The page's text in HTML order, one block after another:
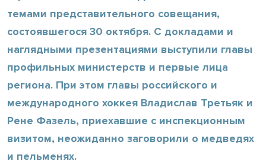
темами представительного совещания,
состоявшегося 30 октября. С докладами и
наглядными презентациями выступили главы
профильных министерств и первые лица
региона. При этом главы российского и
международного хоккея Владислав Третьяк и
Рене Фазель, приехавшие с инспекционным
визитом, неожиданно заговорили о медведях
и пельменях.